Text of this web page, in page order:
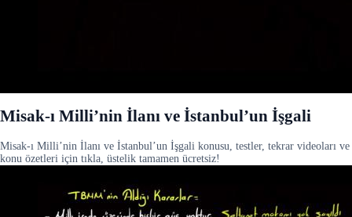
Misak-ı Milli’nin İlanı ve İstanbul’un İşgali
Misak-ı Milli’nin İlanı ve İstanbul’un İşgali konusu, testler, tekrar videoları ve
konu özetleri için tıkla, üstelik tamamen ücretsiz!